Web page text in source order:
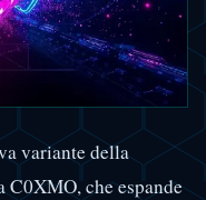
variante della
che espande